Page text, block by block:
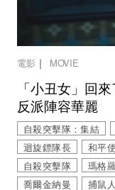
電影 ｜ MOVIE
「小丑女」回
反派陣容華麗
自殺突擊隊：集結
迴旋鏢隊長
和平
自殺突擊隊
瑪格
喬爾金納曼
捕鼠